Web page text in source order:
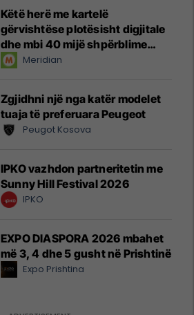
Këtë herë me kartelë
gërvishtëse plotësisht digjitale
dhe mbi 40 mijë shpërblime
instant!Meridian
Zgjidhni një nga katër modelet
tuaja të preferuara Peugeot
Peugot Kosova
IPKO vazhdon partneritetin me
Sunny Hill Festival 2026
IPKO
EXPO DIASPORA 2026 mbahet
më 3, 4 dhe 5 gusht në Prishtinë
Expo Prishtina